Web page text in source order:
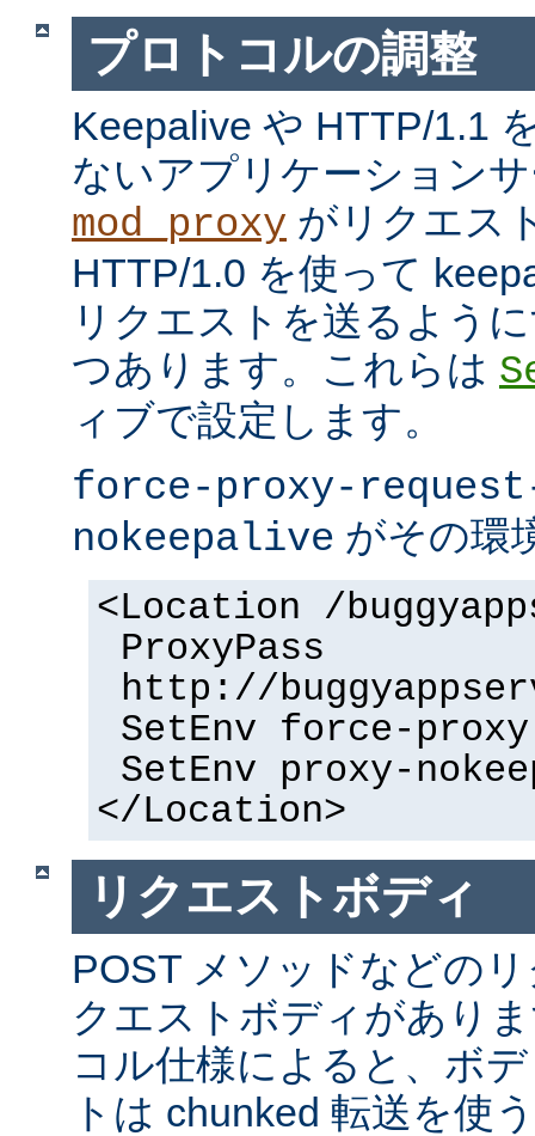
プロトコルの調整
Keepalive や HTTP/1.1
ないアプリケーション
mod_proxy がリクエス
HTTP/1.0 を使って
リクエストを送るよう
つあります。これらは
ィブで設定します。
force-proxy-
nokeepalive がその環
<Location /
ProxyPass
http://
SetEnv force-
SetEnv proxy-
</Location>
リクエストボディ
POST メソッドなどの
クエストボディがあり
コル仕様によると、ボ
トは chunked 転送を使